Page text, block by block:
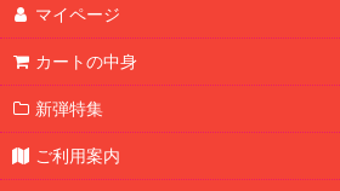
マイページ
カートの中身
新弾特集
ご利用案内